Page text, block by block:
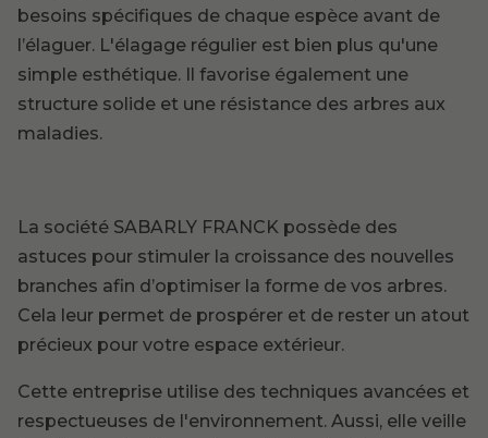
besoins spécifiques de chaque espèce avant de
l’élaguer. L'élagage régulier est bien plus qu'une
simple esthétique. Il favorise également une
structure solide et une résistance des arbres aux
maladies.
La société SABARLY FRANCK possède des
astuces pour stimuler la croissance des nouvelles
branches afin d’optimiser la forme de vos arbres.
Cela leur permet de prospérer et de rester un atout
précieux pour votre espace extérieur.
Cette entreprise utilise des techniques avancées et
respectueuses de l'environnement. Aussi, elle veille